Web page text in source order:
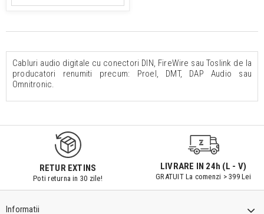
Cabluri audio digitale cu conectori DIN, FireWire sau Toslink de la
producatori renumiti precum: Proel, DMT, DAP Audio sau
Omnitronic.
RETUR EXTINS
Poti returna in 30 zile!
LIVRARE IN 24h (L - V)
GRATUIT La comenzi > 399 Lei
Informatii